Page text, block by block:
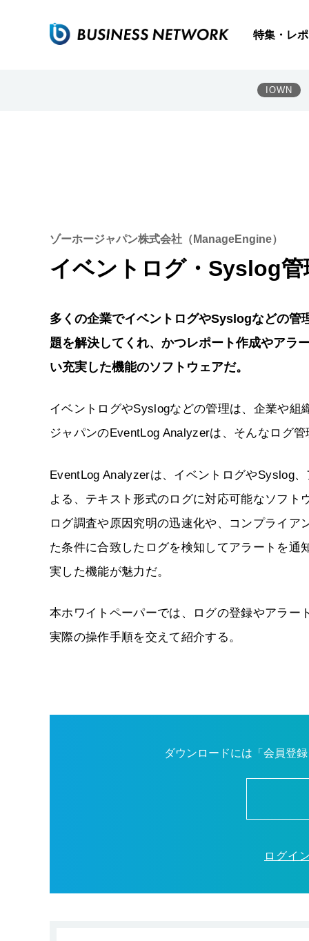
特集・レ
IOWN
ゾーホージャパン株式会社（ManageEngine）
イベントログ・Syslog
多くの企業でイベントログやSyslogなどの管
題を解決してくれ、かつレポート作成やアラ
い充実した機能のソフトウェアだ。
イベントログやSyslogなどの管理は、企業や
ジャパンのEventLog Analyzerは、そんなログ
EventLog Analyzerは、イベントログやSyslog
よる、テキスト形式のログに対応可能なソフ
ログ調査や原因究明の迅速化や、コンプライ
た条件に合致したログを検知してアラートを
実した機能が魅力だ。
本ホワイトペーパーでは、ログの登録やアラ
実際の操作手順を交えて紹介する。
ダウンロードには「会員登
ログイ